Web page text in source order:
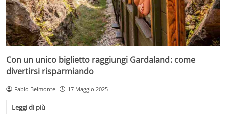
Con un unico biglietto raggiungi Gardaland: come
divertirsi risparmiando
Fabio Belmonte 17 Maggio 2025
Leggi di più